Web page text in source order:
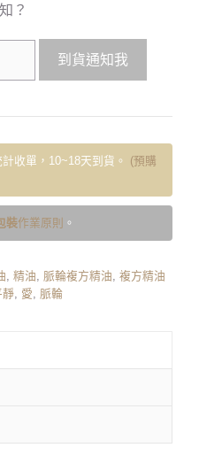
？
到貨通知我
收單，10~18天到貨。 (預購
裝作業原則 。
, 精油, 脈輪複方精油, 複方精油
靜, 愛, 脈輪